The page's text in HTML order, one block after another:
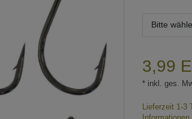
Bitte
3,99
* inkl. ges.
Lieferzeit 1-3